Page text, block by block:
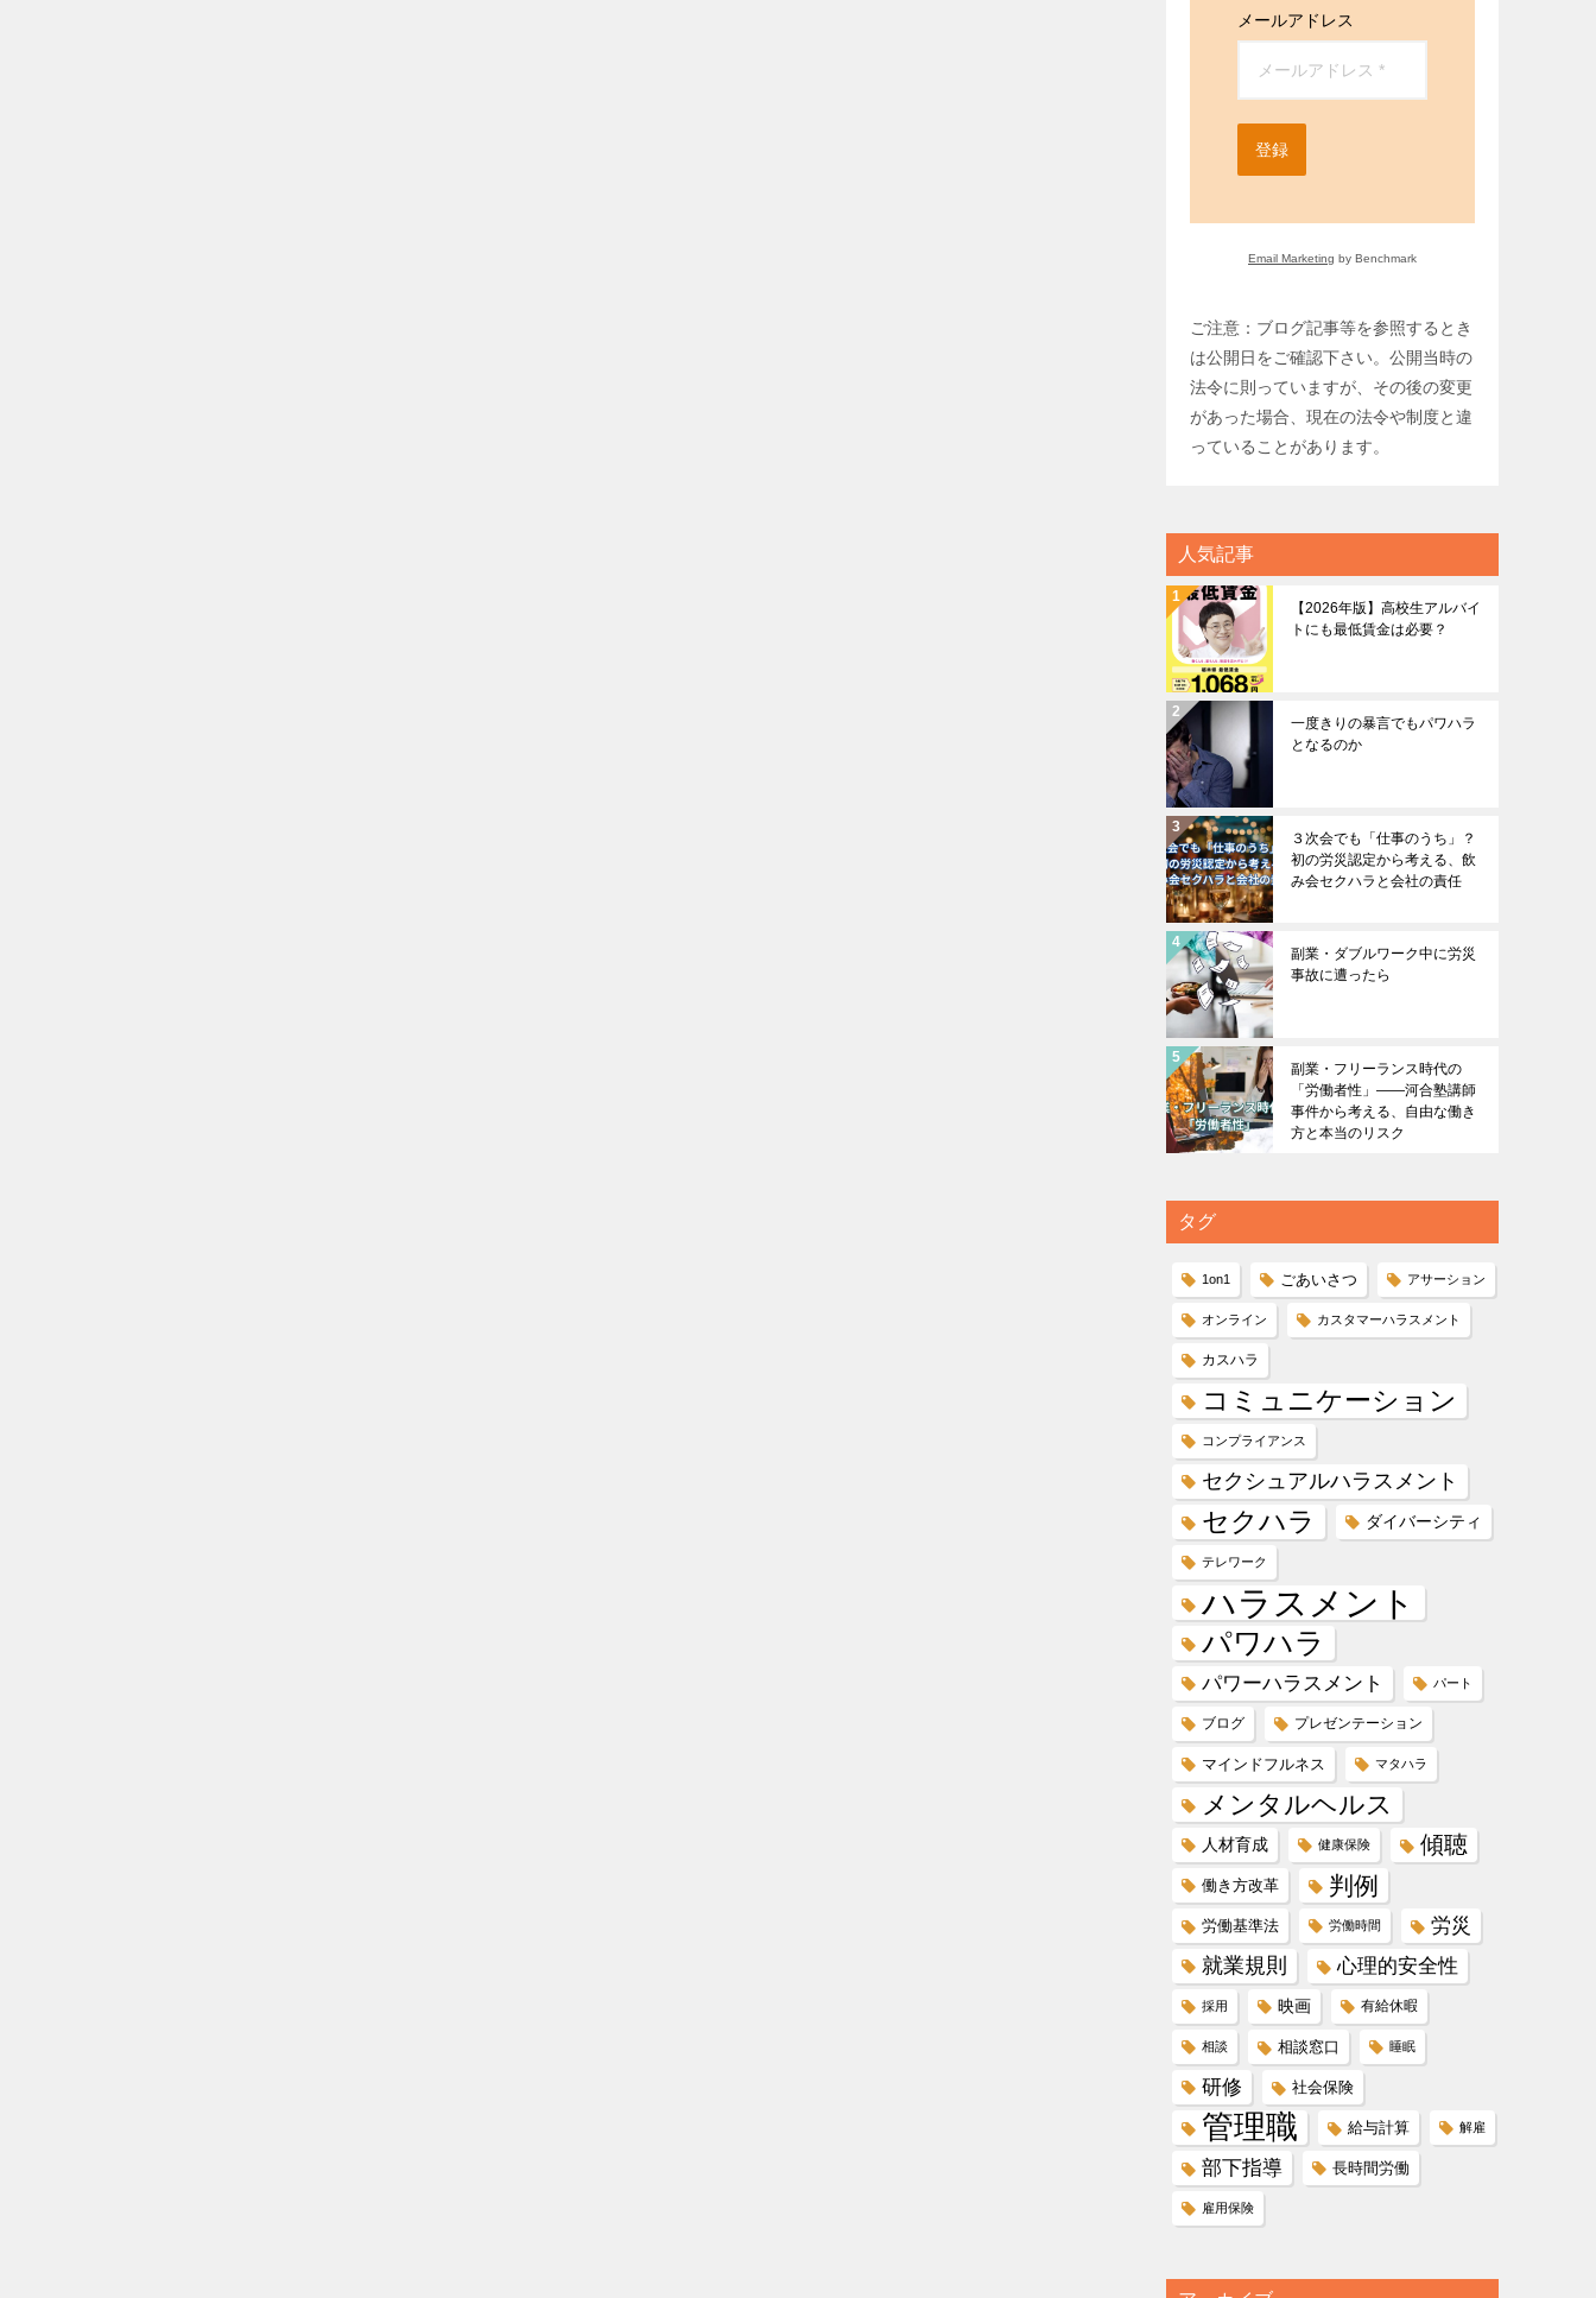
メールアドレス
登録
Email Marketing by Benchmark
ご注意：ブログ記事等を参照するとき
は公開日をご確認下さい。公開当時の
法令に則っていますが、その後の変更
があった場合、現在の法令や制度と違
っていることがあります。
人気記事
【2026年版】高校生アルバイ
トにも最低賃金は必要？
一度きりの暴言でもパワハラ
となるのか
３次会でも「仕事のうち」？
初の労災認定から考える、飲
み会セクハラと会社の責任
副業・ダブルワーク中に労災
事故に遭ったら
副業・フリーランス時代の
「労働者性」――河合塾講師
事件から考える、自由な働き
方と本当のリスク
タグ
1on1 ごあいさつ アサーション
オンライン カスタマーハラスメント
カスハラ
コミュニケーション
コンプライアンス
セクシュアルハラスメント
セクハラ ダイバーシティ
テレワーク
ハラスメント
パワハラ
パワーハラスメント パート
ブログ プレゼンテーション
マインドフルネス マタハラ
メンタルヘルス
人材育成 健康保険 傾聴
働き方改革 判例
労働基準法 労働時間 労災
就業規則 心理的安全性
採用 映画 有給休暇
相談 相談窓口 睡眠
研修 社会保険
管理職 給与計算 解雇
部下指導 長時間労働
雇用保険